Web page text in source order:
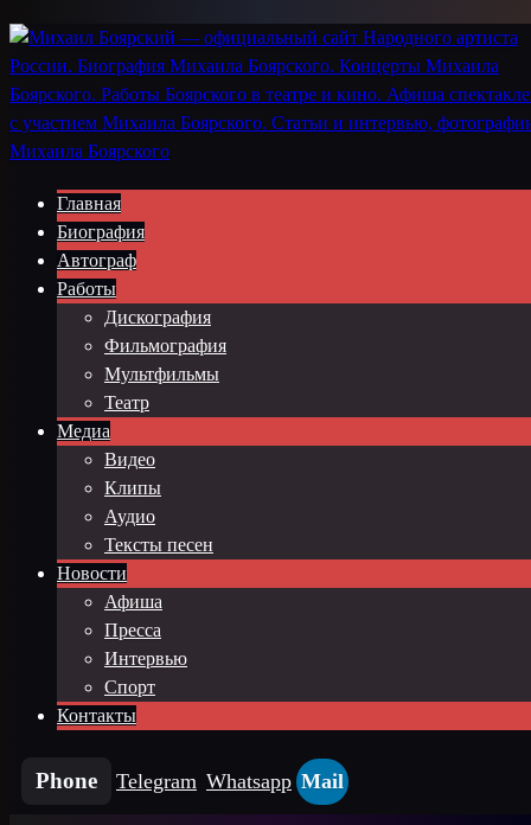
Главная
Биография
Автограф
Работы
Дискография
Фильмография
Мультфильмы
Театр
Медиа
Видео
Клипы
Аудио
Тексты песен
Новости
Афиша
Пресса
Интервью
Спорт
Контакты
Phone Telegram Whatsapp Mail